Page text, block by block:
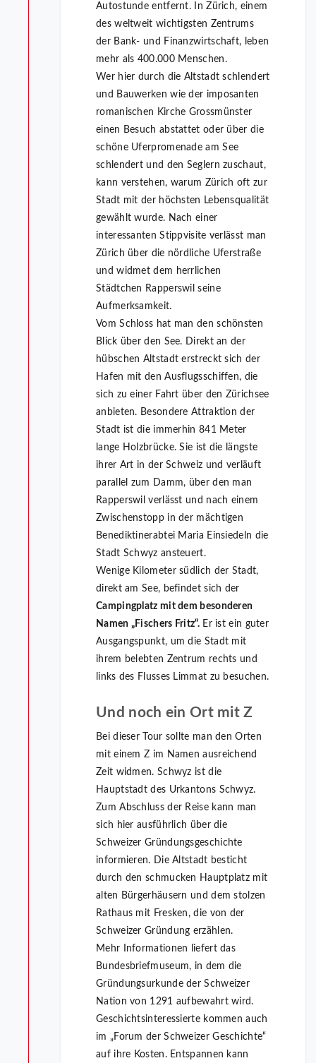
Autostunde entfernt. In Zürich, einem
des weltweit wichtigsten Zentrums
der Bank- und Finanzwirtschaft, leben
mehr als 400.000 Menschen.
Wer hier durch die Altstadt schlendert
und Bauwerken wie der imposanten
romanischen Kirche Grossmünster
einen Besuch abstattet oder über die
schöne Uferpromenade am See
schlendert und den Seglern zuschaut,
kann verstehen, warum Zürich oft zur
Stadt mit der höchsten Lebensqualität
gewählt wurde. Nach einer
interessanten Stippvisite verlässt man
Zürich über die nördliche Uferstraße
und widmet dem herrlichen
Städtchen Rapperswil seine
Aufmerksamkeit.
Vom Schloss hat man den schönsten
Blick über den See. Direkt an der
hübschen Altstadt erstreckt sich der
Hafen mit den Ausflugsschiffen, die
sich zu einer Fahrt über den Zürichsee
anbieten. Besondere Attraktion der
Stadt ist die immerhin 841 Meter
lange Holzbrücke. Sie ist die längste
ihrer Art in der Schweiz und verläuft
parallel zum Damm, über den man
Rapperswil verlässt und nach einem
Zwischenstopp in der mächtigen
Benediktinerabtei Maria Einsiedeln die
Stadt Schwyz ansteuert.
Wenige Kilometer südlich der Stadt,
direkt am See, befindet sich der
Campingplatz mit dem besonderen
Namen „Fischers Fritz“.Er ist ein guter
Ausgangspunkt, um die Stadt mit
ihrem belebten Zentrum rechts und
links des Flusses Limmat zu besuchen.
Und noch ein Ort mit Z
Bei dieser Tour sollte man den Orten
mit einem Z im Namen ausreichend
Zeit widmen. Schwyz ist die
Hauptstadt des Urkantons Schwyz.
Zum Abschluss der Reise kann man
sich hier ausführlich über die
Schweizer Gründungsgeschichte
informieren. Die Altstadt besticht
durch den schmucken Hauptplatz mit
alten Bürgerhäusern und dem stolzen
Rathaus mit Fresken, die von der
Schweizer Gründung erzählen.
Mehr Informationen liefert das
Bundesbriefmuseum, in dem die
Gründungsurkunde der Schweizer
Nation von 1291 aufbewahrt wird.
Geschichtsinteressierte kommen auch
im „Forum der Schweizer Geschichte“
auf ihre Kosten. Entspannen kann